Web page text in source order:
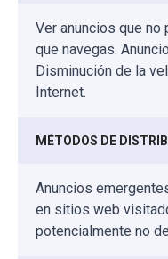
Ver anuncios que
que navegas.
Disminución de la
Internet.
MÉTODOS DE
Anuncios
en sitios web
potencialmente no